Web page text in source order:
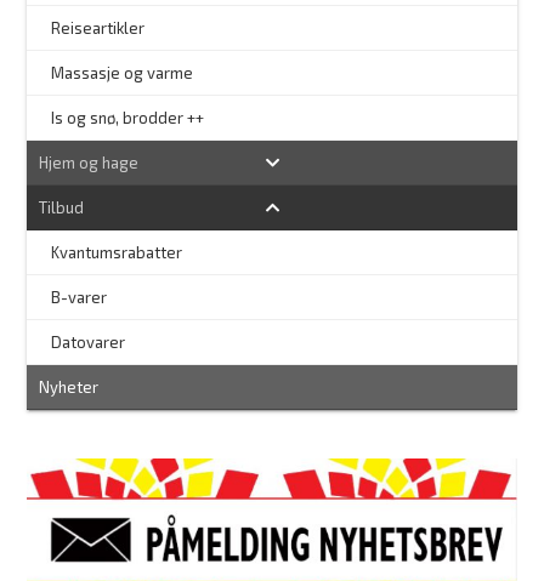
Reiseartikler
Massasje og varme
Is og snø, brodder ++
Hjem og hage
Tilbud
Kvantumsrabatter
B-varer
Datovarer
Nyheter